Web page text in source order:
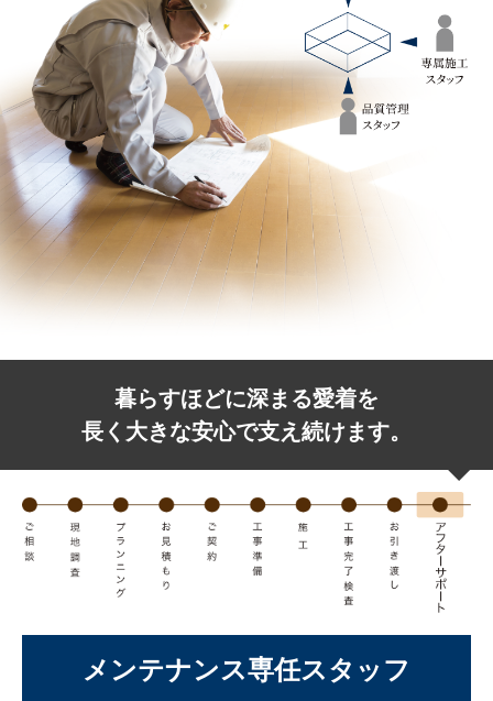
暮らすほどに深まる愛着を
長く大きな安心で支え続けます。
メンテナンス専任スタッフ